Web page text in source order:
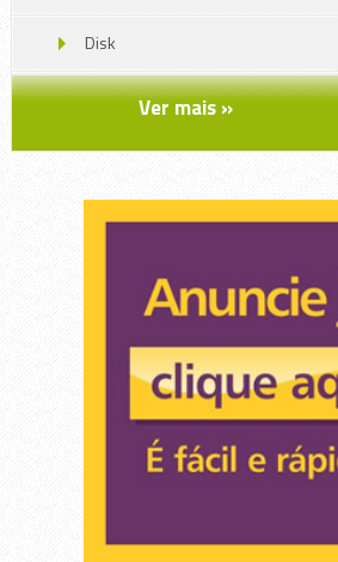
Disk
Grãos
Massas
Pescados , Frutos do Mar
Pratos prontos e congelados
Produtos Naturais
Supermercados, Açougues, Frios
Ver mais »